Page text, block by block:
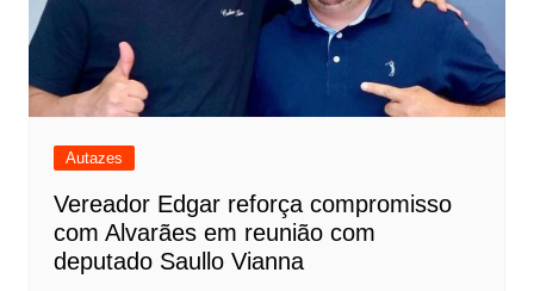
Autazes
Vereador Edgar reforça compromisso
com Alvarães em reunião com
deputado Saullo Vianna